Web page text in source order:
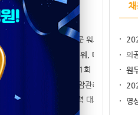
의
원
영
산모 이송 대비 실무 전문 워크숍…
‘전국 상급종합병원 3위, 대전…
기뇌졸중 적정성 평가’ 11회 연…
역암센터, ‘해외이주민 암관리 네비…
Ⅰ권역 모자의료 진료협력 대표기관 …
공지사항